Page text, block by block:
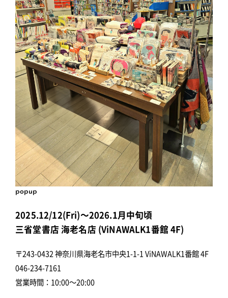
popup
2025.12/12(Fri)～2026.1月中旬頃
三省堂書店 海老名店 (ViNAWALK1番館 4F)
〒243-0432 神奈川県海老名市中央1-1-1 ViNAWALK1番館 4F
046-234-7161
営業時間：10:00～20:00